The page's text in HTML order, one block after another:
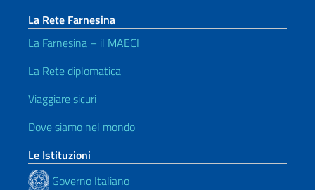
La Rete Farnesina
La Farnesina – il MAECI
La Rete diplomatica
Viaggiare sicuri
Dove siamo nel mondo
Le Istituzioni
Governo Italiano